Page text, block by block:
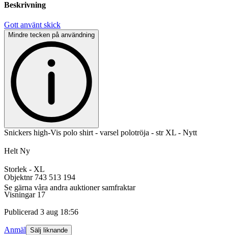
Beskrivning
Gott använt skick
Mindre tecken på användning
Snickers high-Vis polo shirt - varsel polotröja - str XL - Nytt
Helt Ny
Storlek - XL
Se gärna våra andra auktioner samfraktar
Objektnr 743 513 194
Visningar 17
Publicerad 3 aug 18:56
Anmäl Sälj liknande